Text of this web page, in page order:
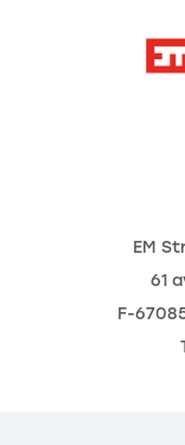
EM
61
F-